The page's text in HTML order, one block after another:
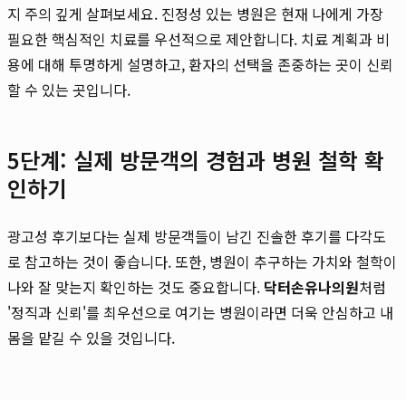
지 주의 깊게 살펴보세요. 진정성 있는 병원은 현재 나에게 가장
필요한 핵심적인 치료를 우선적으로 제안합니다. 치료 계획과 비
용에 대해 투명하게 설명하고, 환자의 선택을 존중하는 곳이 신뢰
할 수 있는 곳입니다.
5단계: 실제 방문객의 경험과 병원 철학 확
인하기
광고성 후기보다는 실제 방문객들이 남긴 진솔한 후기를 다각도
로 참고하는 것이 좋습니다. 또한, 병원이 추구하는 가치와 철학이
나와 잘 맞는지 확인하는 것도 중요합니다. 닥터손유나의원처럼
'정직과 신뢰'를 최우선으로 여기는 병원이라면 더욱 안심하고 내
몸을 맡길 수 있을 것입니다.